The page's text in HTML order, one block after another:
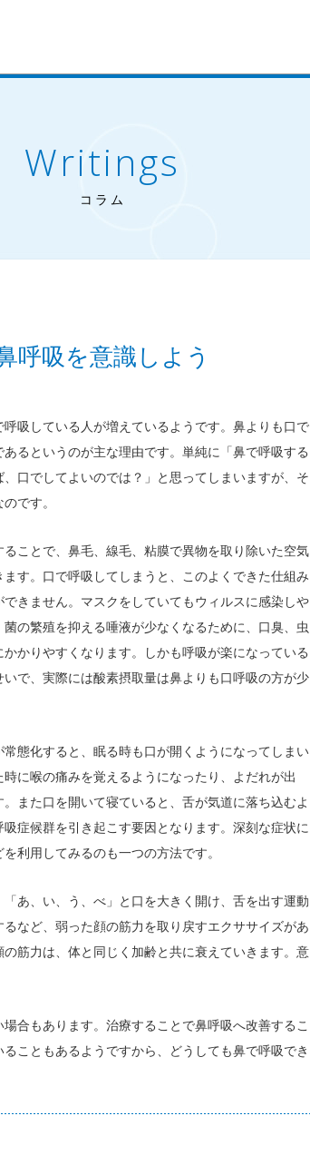
Writings
コラム
呼吸を意識しよう
吸している人が増えているようです。鼻よりも口で
るというのが主な理由です。単純に「鼻で呼吸する
口でしてよいのでは？」と思ってしまいますが、そ
です。
ることで、鼻毛、線毛、粘膜で異物を取り除いた空気
ます。口で呼吸してしまうと、このよくできた仕組み
できません。マスクをしていてもウィルスに感染しや
の繁殖を抑える唾液が少なくなるために、口臭、虫
かりやすくなります。しかも呼吸が楽になっている
いで、実際には酸素摂取量は鼻よりも口呼吸の方が少
常態化すると、眠る時も口が開くようになってしまい
時に喉の痛みを覚えるようになったり、よだれが出
また口を開いて寝ていると、舌が気道に落ち込むよ
症候群を引き起こす要因となります。深刻な症状に
利用してみるのも一つの方法です。
あ、い、う、べ」と口を大きく開け、舌を出す運動
など、弱った顔の筋力を取り戻すエクササイズがあ
筋力は、体と同じく加齢と共に衰えていきます。意
合もあります。治療することで鼻呼吸へ改善するこ
こともあるようですから、どうしても鼻で呼吸でき